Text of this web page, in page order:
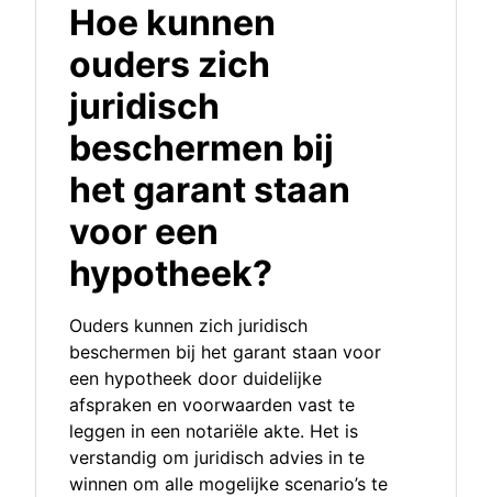
Hoe kunnen
ouders zich
juridisch
beschermen bij
het garant staan
voor een
hypotheek?
Ouders kunnen zich juridisch
beschermen bij het garant staan voor
een hypotheek door duidelijke
afspraken en voorwaarden vast te
leggen in een notariële akte. Het is
verstandig om juridisch advies in te
winnen om alle mogelijke scenario’s te